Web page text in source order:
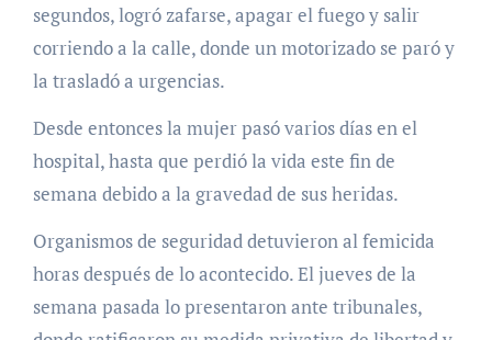
segundos, logró zafarse, apagar el fuego y salir
corriendo a la calle, donde un motorizado se paró y
la trasladó a urgencias.
Desde entonces la mujer pasó varios días en el
hospital, hasta que perdió la vida este fin de
semana debido a la gravedad de sus heridas.
Organismos de seguridad detuvieron al femicida
horas después de lo acontecido. El jueves de la
semana pasada lo presentaron ante tribunales,